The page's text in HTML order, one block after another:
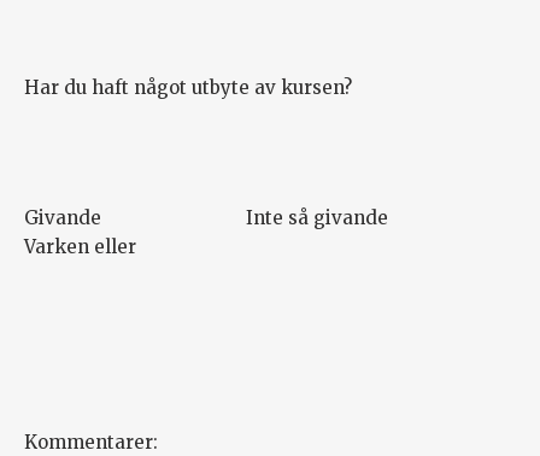
Har du haft något utbyte av kursen?
Givande Inte så givande
Varken eller
Kommentarer: